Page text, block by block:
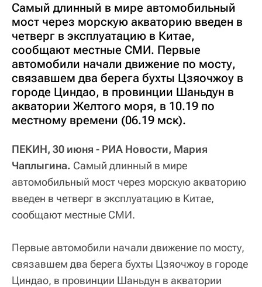
Самый длинный в мире автомобильный
мост через морскую акваторию введен в
четверг в эксплуатацию в Китае,
сообщают местные СМИ. Первые
автомобили начали движение по мосту,
связавшем два берега бухты Цзяочжоу в
городе Циндао, в провинции Шаньдун в
акватории Желтого моря, в 10.19 по
местному времени (06.19 мск).
ПЕКИН, 30 июня - РИА Новости, Мария
Чаплыгина. Самый длинный в мире
автомобильный мост через морскую акваторию
введен в четверг в эксплуатацию в Китае,
сообщают местные СМИ.
Первые автомобили начали движение по мосту,
связавшем два берега бухты Цзяочжоу в городе
Циндао, в провинции Шаньдун в акватории